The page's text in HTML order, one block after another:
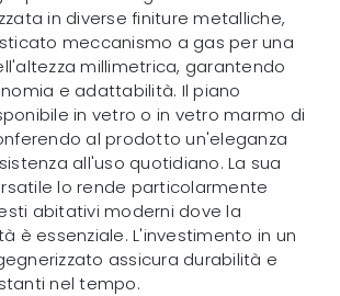
in diverse finiture metalliche,
meccanismo a gas per una
millimetrica, garantendo
e adattabilità. Il piano
in vetro o in vetro marmo di
al prodotto un'eleganza
all'uso quotidiano. La sua
lo rende particolarmente
abitativi moderni dove la
è essenziale. L'investimento in un
assicura durabilità e
nel tempo.